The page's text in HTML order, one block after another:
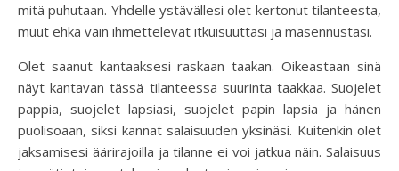
mitä puhutaan. Yhdelle ystävällesi olet kertonut tilanteesta,
muut ehkä vain ihmettelevät itkuisuuttasi ja masennustasi.
Olet saanut kantaaksesi raskaan taakan. Oikeastaan sinä
näyt kantavan tässä tilanteessa suurinta taakkaa. Suojelet
pappia, suojelet lapsiasi, suojelet papin lapsia ja hänen
puolisoaan, siksi kannat salaisuuden yksinäsi. Kuitenkin olet
jaksamisesi äärirajoilla ja tilanne ei voi jatkua näin. Salaisuus